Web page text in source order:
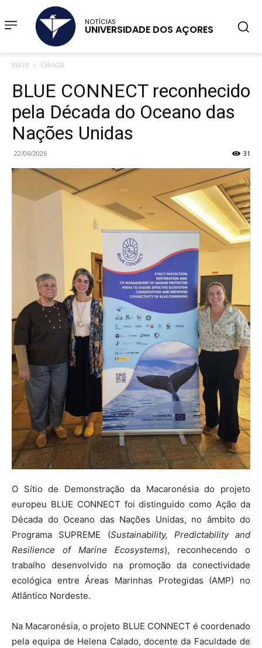
NOTÍCIAS
UNIVERSIDADE DOS AÇORES
Início Ciência
BLUE CONNECT reconhecido
pela Década do Oceano das
Nações Unidas
22/06/2026 31
O Sítio de Demonstração da Macaronésia do projeto
europeu BLUE CONNECT foi distinguido como Ação da
Década do Oceano das Nações Unidas, no âmbito do
Programa SUPREME (Sustainability, Predictability and
Resilience of Marine Ecosystems), reconhecendo o
trabalho desenvolvido na promoção da conectividade
ecológica entre Áreas Marinhas Protegidas (AMP) no
Atlântico Nordeste.
Na Macaronésia, o projeto BLUE CONNECT é coordenado
pela equipa de Helena Calado, docente da Faculdade de